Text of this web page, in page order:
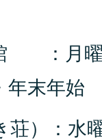
：月曜
年末年始
荘）：水